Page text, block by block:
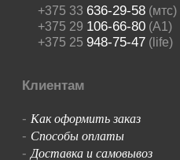
+375 33 636-29-58(мтс)
+375 29 106-66-80(A1)
+375 25 948-75-47(life)
Клиентам
- Как оформить заказ
- Способы оплаты
-Доставка и самовывоз